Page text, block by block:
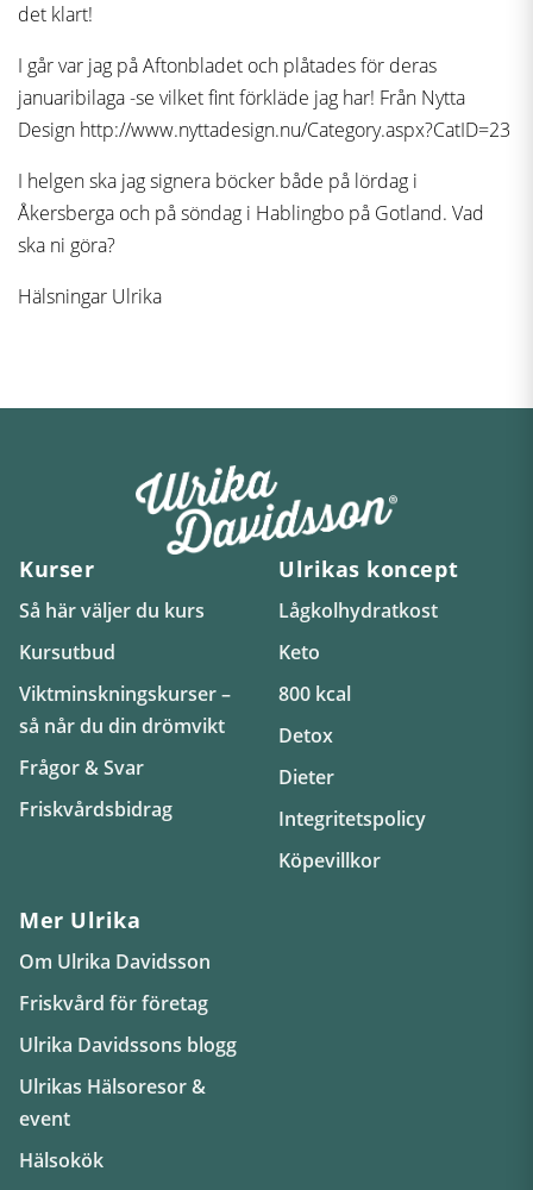
det klart!
I går var jag på Aftonbladet och plåtades för deras
januaribilaga -se vilket fint förkläde jag har! Från Nytta
Design http://www.nyttadesign.nu/Category.aspx?CatID=23
I helgen ska jag signera böcker både på lördag i
Åkersberga och på söndag i Hablingbo på Gotland. Vad
ska ni göra?
Hälsningar Ulrika
Kurser
Så här väljer du kurs
Kursutbud
Viktminskningskurser –
så når du din drömvikt
Frågor & Svar
Friskvårdsbidrag
Ulrikas koncept
Lågkolhydratkost
Keto
800 kcal
Detox
Dieter
Integritetspolicy
Köpevillkor
Mer Ulrika
Om Ulrika Davidsson
Friskvård för företag
Ulrika Davidssons blogg
Ulrikas Hälsoresor &
event
Hälsokök